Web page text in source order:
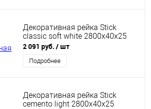
Декоративная рейка Stick
classic soft white 2800х40х25
2 091 руб. / шт
Подробнее
Декоративная рейка Stick
cemento light 2800х40х25